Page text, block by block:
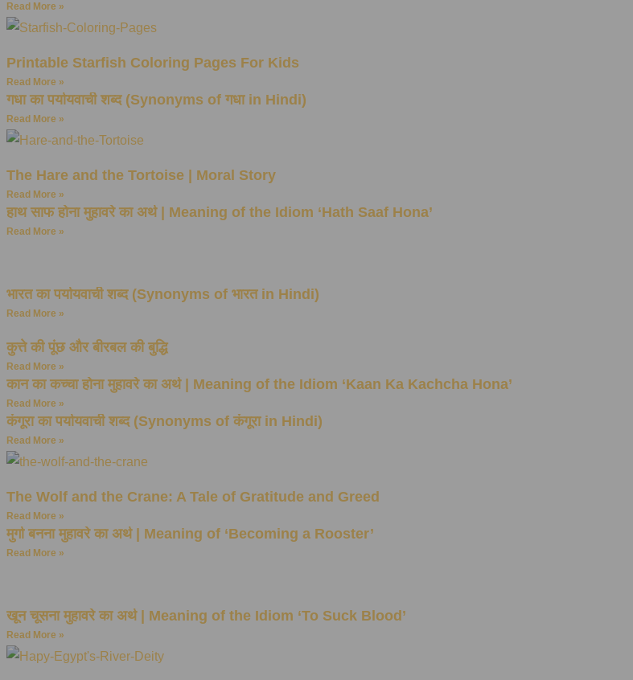
Read More »
Printable Starfish Coloring Pages For Kids
Read More »
गधा का पर्यायवाची शब्द (Synonyms of गधा in Hindi)
Read More »
The Hare and the Tortoise | Moral Story
Read More »
हाथ साफ होना मुहावरे का अर्थ | Meaning of the Idiom ‘Hath Saaf Hona’
Read More »
भारत का पर्यायवाची शब्द (Synonyms of भारत in Hindi)
Read More »
कुत्ते की पूंछ और बीरबल की बुद्धि
Read More »
कान का कच्चा होना मुहावरे का अर्थ | Meaning of the Idiom ‘Kaan Ka Kachcha Hona’
Read More »
कंगूरा का पर्यायवाची शब्द (Synonyms of कंगूरा in Hindi)
Read More »
The Wolf and the Crane: A Tale of Gratitude and Greed
Read More »
मुर्गा बनना मुहावरे का अर्थ | Meaning of ‘Becoming a Rooster’
Read More »
खून चूसना मुहावरे का अर्थ | Meaning of the Idiom ‘To Suck Blood’
Read More »